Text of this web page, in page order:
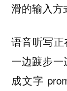
滑的输入方
语音听写
一边踱步
成文字